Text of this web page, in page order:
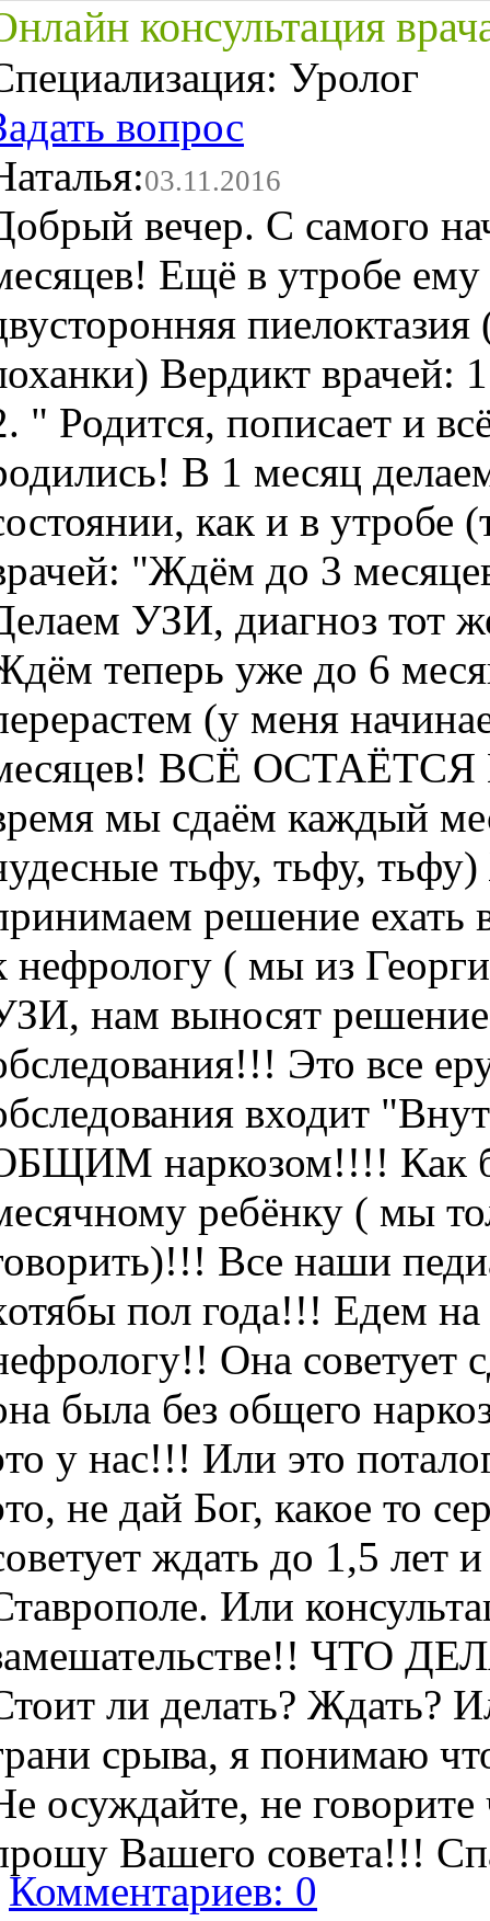
консультация
Уролог
вопрос
03.11.2016
вечер. С самого
Ещё в утробе ему
Вердикт врачей:
" Родится, пописает и
В 1 месяц
как и в утробе
"Ждём до 3
УЗИ, диагноз тот
теперь уже до 6
(у меня
ВСЁ
мы сдаём каждый
тьфу, тьфу,
решение ехать
нефрологу ( мы из
нам выносят
Это все
входит
наркозом!!!! Как
ребёнку ( мы
Все наши
пол года!!! Едем
Она советует
была без общего
у нас!!! Или это
не дай Бог, какое то
ждать до 1,5 лет
Или
ЧТО
ли делать? Ждать?
срыва, я понимаю
осуждайте, не
Вашего совета!!!
Комментариев: 0